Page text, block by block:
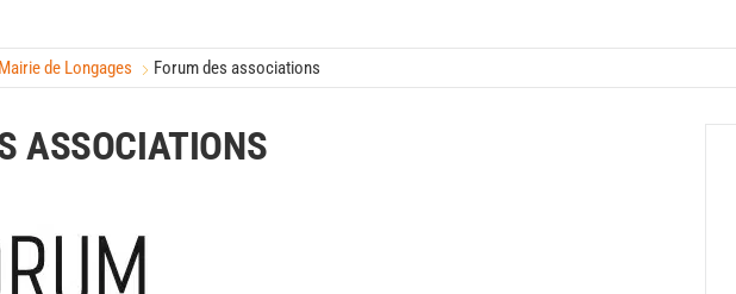
de Longages Forum des associations
ASSOCIATIONS